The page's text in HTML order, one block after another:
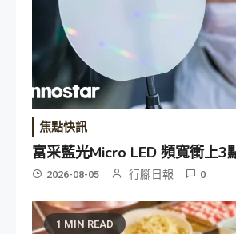
焦點快訊
富采藍光Micro LED 頻寬衝上3
2026-08-05 行腳日報 0
1 MIN READ